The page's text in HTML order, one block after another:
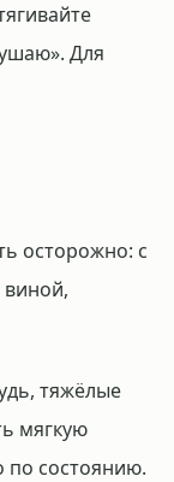
Для
осторожно: с
виной,
тяжёлые
мягкую
по состоянию.